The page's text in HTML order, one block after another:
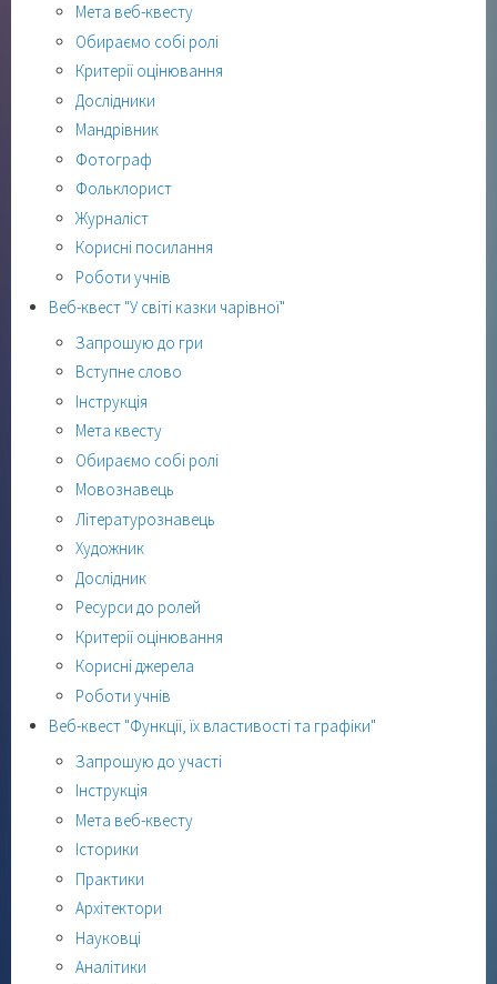
Мета веб-квесту
Обираємо собі ролі
Критерії оцінювання
Дослідники
Мандрівник
Фотограф
Фольклорист
Журналіст
Корисні посилання
Роботи учнів
Веб-квест "У світі казки чарівної"
Запрошую до гри
Вступне слово
Інструкція
Мета квесту
Обираємо собі ролі
Мовознавець
Літературознавець
Художник
Дослідник
Ресурси до ролей
Критерії оцінювання
Корисні джерела
Роботи учнів
Веб-квест "Функції, їх властивості та графіки"
Запрошую до участі
Інструкція
Мета веб-квесту
Історики
Практики
Архітектори
Науковці
Аналітики